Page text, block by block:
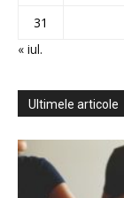
31
« iul.
Ultimele articole